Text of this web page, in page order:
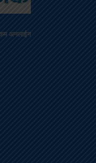
अनलाईन